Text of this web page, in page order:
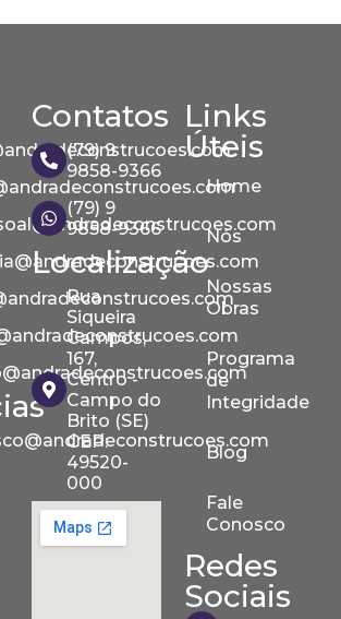
Contatos
(79) 9
9858-9366
(79) 9
9858-9366
Localização
Rua
Siqueira
Campos,
167,
Centro -
Campo do
Brito (SE)
CEP:
49520-
000
Links
Úteis
Home
Nós
Nossas
Obras
Programa
de
Integridade
Blog
Fale
Conosco
Redes
Sociais